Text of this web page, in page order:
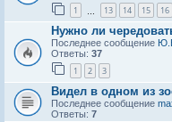
1 13 14 15 16
Нужно ли
Последнее сообщение
Ответы: 37
1 2 3
Видел в одном из
Последнее сообщение
Ответы: 7